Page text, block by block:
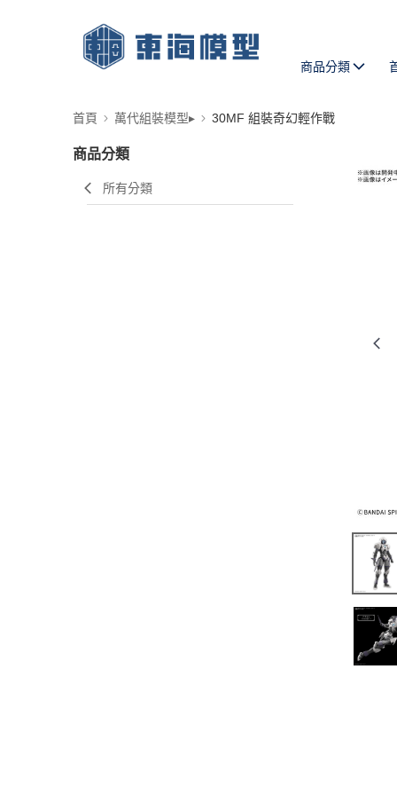
商品分類
首頁 萬代組裝模型▸ 30MF 組裝奇幻輕作戰
商品分類
所有分類